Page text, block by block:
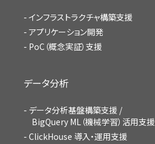
インフラストラクチャ構築支援
アプリケーション開発
PoC（概念実証）支援
データ分析
データ分析基盤構築支援 /
BigQuery ML（機械学習）活用支援
ClickHouse 導入・運用支援